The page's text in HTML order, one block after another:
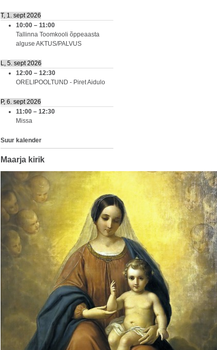
T, 1. sept 2026
10:00 – 11:00
Tallinna Toomkooli õppeaasta
alguse AKTUS/PALVUS
L, 5. sept 2026
12:00 – 12:30
ORELIPOOLTUND - Piret Aidulo
P, 6. sept 2026
11:00 – 12:30
Missa
Suur kalender
Maarja kirik